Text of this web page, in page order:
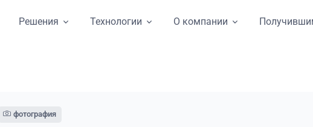
Решения Технологии О компании
фотография